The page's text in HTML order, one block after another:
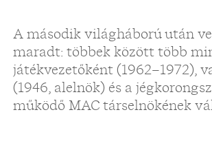
A második világháború után
maradt: többek között több
játékvezetőként (1962–1972),
(1946, alelnök) és a
működő MAC társelnökének